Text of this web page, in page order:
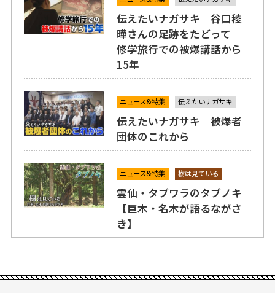
伝えたいナガサキ 谷口稜
曄さんの足跡をたどって
修学旅行での被爆講話から
15年
ニュース&特集 伝えたいナガサキ
伝えたいナガサキ 被爆者
団体のこれから
ニュース&特集 樹は見ている
雲仙・タブワラのタブノキ
【巨木・名木が語るながさ
き】